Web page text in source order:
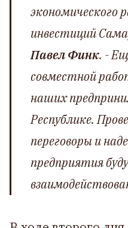
экономического
инвестиций
Павел Финк. -
совместной
наших
Республике.
переговоры и
предприятия